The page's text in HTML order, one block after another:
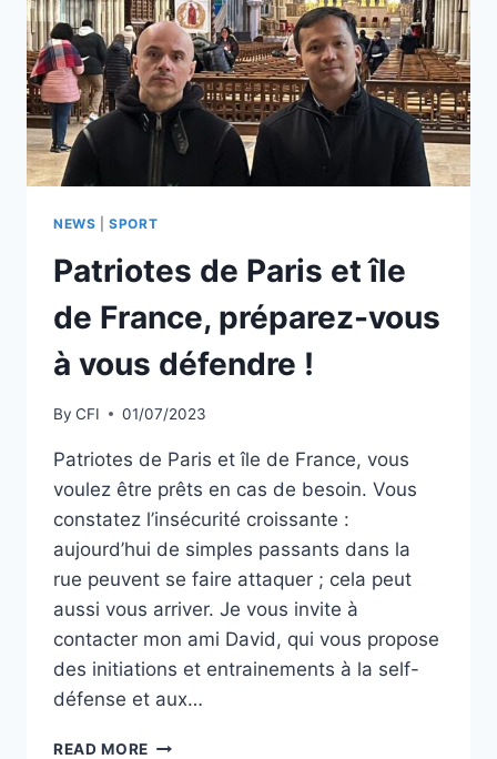
NEWS |SPORT
Patriotes de Paris et île
de France, préparez-vous
à vous défendre !
By CFI 01/07/2023
Patriotes de Paris et île de France, vous
voulez être prêts en cas de besoin. Vous
constatez l’insécurité croissante :
aujourd’hui de simples passants dans la
rue peuvent se faire attaquer ; cela peut
aussi vous arriver. Je vous invite à
contacter mon ami David, qui vous propose
des initiations et entrainements à la self-
défense et aux…
READ MORE PATRIOTES